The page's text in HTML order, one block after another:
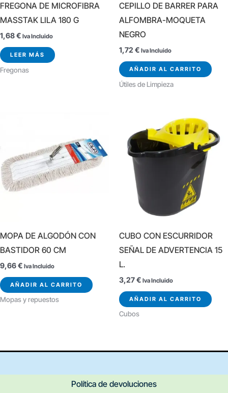
FREGONA DE MICROFIBRA
MASSTAK LILA 180 G
1,68€ Iva Incluido
LEER MÁS
Fregonas
CEPILLO DE BARRER PARA
ALFOMBRA-MOQUETA
NEGRO
1,72 € Iva Incluido
AÑADIR AL CARRITO
Útiles de Limpieza
MOPA DE ALGODÓN CON
BASTIDOR 60 CM
9,66€ Iva Incluido
AÑADIR AL CARRITO
Mopas y repuestos
CUBO CON ESCURRIDOR
SEÑAL DE ADVERTENCIA 15
L.
3,27€ Iva Incluido
AÑADIR AL CARRITO
Cubos
Política de devoluciones